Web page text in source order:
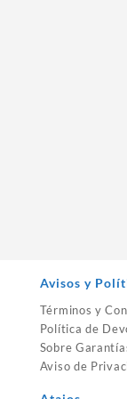
Avisos y
Términos y
Política de
Sobre
Aviso de